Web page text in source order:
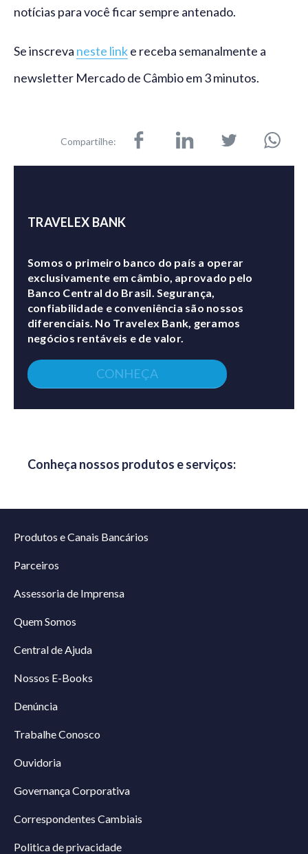
notícias para você ficar sempre antenado.
Se inscreva neste linke receba semanalmente a
newsletter Mercado de Câmbio em 3 minutos.
Compartilhe:
TRAVELEX BANK
Somos o primeiro banco do país a operar
exclusivamente em câmbio, aprovado pelo
Banco Central do Brasil. Segurança,
confiabilidade e conveniência são nossos
diferenciais. No Travelex Bank, geramos
negócios rentáveis e de valor.
CONHEÇA
Conheça nossos produtos e serviços:
Produtos e Canais Bancários
Parceiros
Assessoria de Imprensa
Quem Somos
Central de Ajuda
Nossos E-Books
Denúncia
Trabalhe Conosco
Ouvidoria
Governança Corporativa
Correspondentes Cambiais
Politica de privacidade